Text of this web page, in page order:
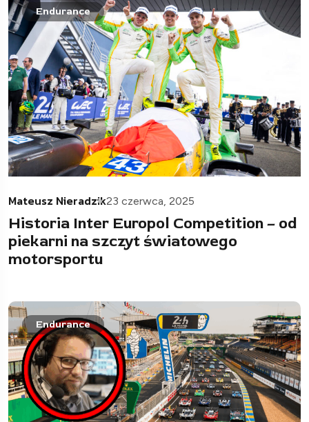
Endurance
Mateusz Nieradzik23 czerwca, 2025
Historia Inter Europol Competition – od
piekarni na szczyt światowego
motorsportu
Endurance